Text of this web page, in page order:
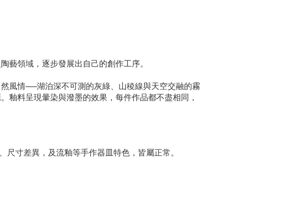
藝領域，逐步發展出自己的創作工序。
風情──湖泊深不可測的灰綠、山稜線與天空交融的霧
釉料呈現暈染與潑墨的效果，每件作品都不盡相同，
寸差異，及流釉等手作器皿特色，皆屬正常。